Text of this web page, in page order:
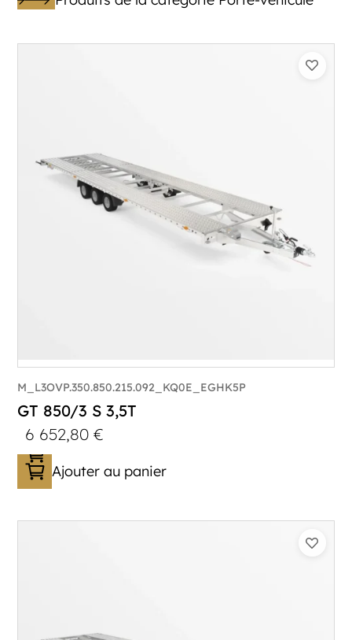
Longueur utile (mm) :
M_L3OVP.350.850.215.092_KQ0E_EGHK5P
GT 850/3 S 3,5T
6 652,80€
Ajouter au panier